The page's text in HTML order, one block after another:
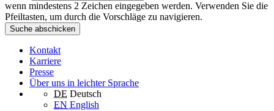
wenn mindestens 2 Zeichen eingegeben werden. Verwenden Sie die
Pfeiltasten, um durch die Vorschläge zu navigieren.
Suche abschicken
Kontakt
Karriere
Presse
Über uns in leichter Sprache
DE Deutsch
EN English